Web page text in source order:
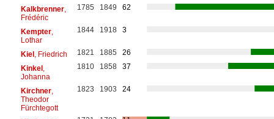
Kalkbrenner,
Frédéric
1785 1849 62
Kempter,
Lothar
1844 1918 3
Kiel, Friedrich 1821 1885
26
Kinkel,
Johanna
1810 1858 37
Kirchner,
Theodor
Fürchtegott
1823 1903 24